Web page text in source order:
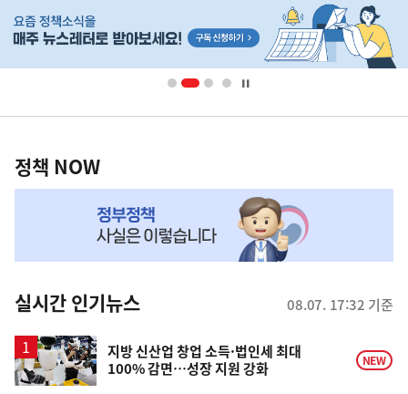
단
영
책
NOW,
뉴
스
정책 NOW
실시간 인기뉴스 08.07. 17:32 기준
지방 신산업 창업 소득·법인세 최대
100% 감면…성장 지원 강화
NEW